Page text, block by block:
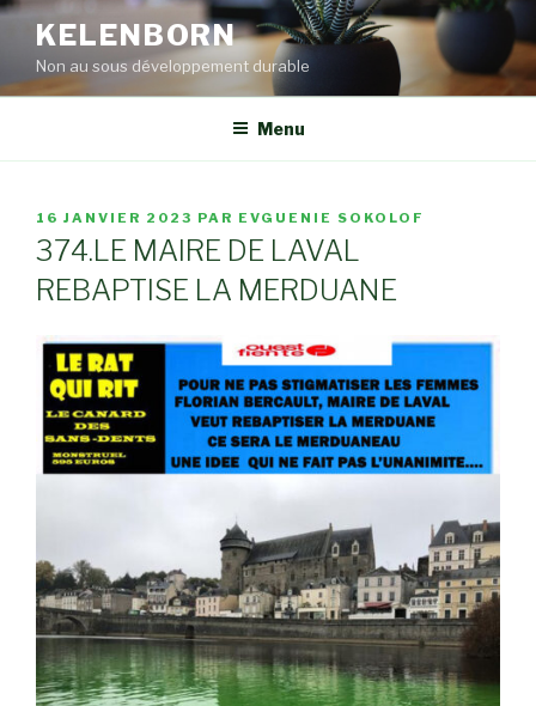
Aller
contenu
principal
KELENBORN
Non au sous développement durable
Menu
PUBLIÉ
LE
16 JANVIER 2023 PAR EVGUENIE SOKOLOF
374.LE MAIRE DE LAVAL
REBAPTISE LA MERDUANE